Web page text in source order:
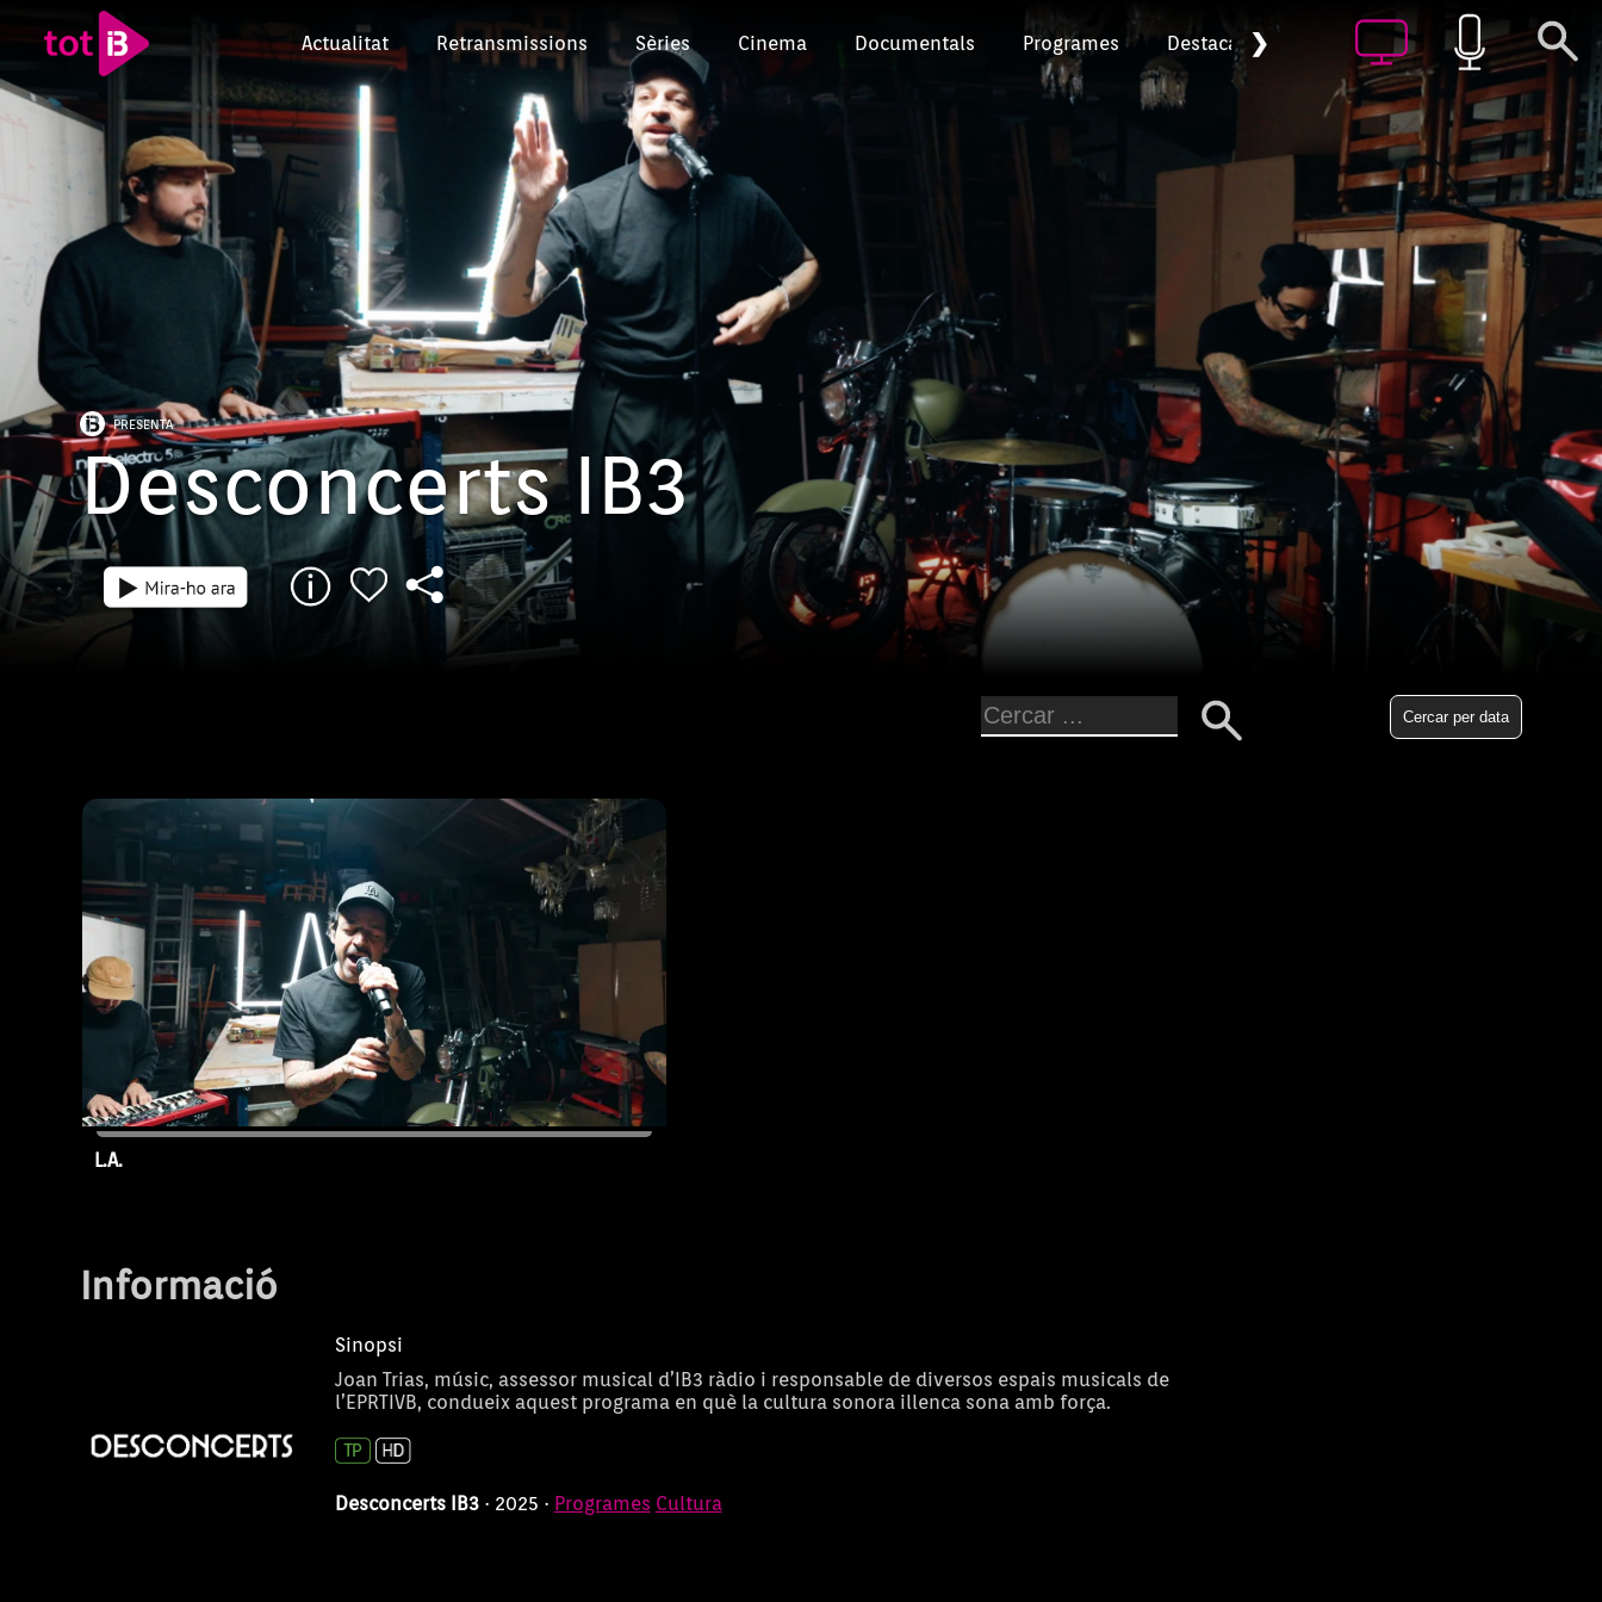
Actualitat Retransmissions Sèries Cinema Documentals Programes Destacat ❯
PRESENTA
Desconcerts IB3
Cercar per data
L.A.
Episodi: 1
23 min
és aquest nou punt de partida sonor i artístic, i ho farà
en un espai diferent per comprovar així com les bones
composicions encaixen a qualsevol indret, per
'desconcertant' que pareixi. Joan Trias, músic, assessor
musical d'IB3 ràdio i responsable de varis espais
musicals de l'EPRTIVB condueix aquest programa on la
cultura sonora illenca hi sona amb força.
Informació
Sinopsi
Joan Trias, músic, assessor musical d’IB3 ràdio i responsable de diversos espais musicals de
l’EPRTIVB, condueix aquest programa en què la cultura sonora illenca sona amb força.
Desconcerts IB3 · 2025 · Programes Cultura